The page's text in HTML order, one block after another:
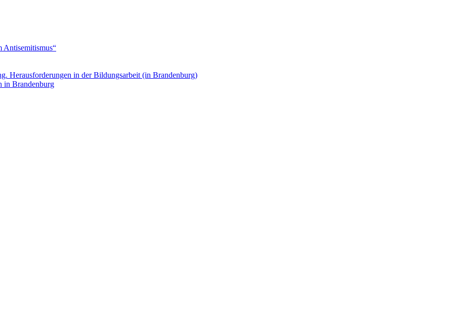
Antisemitismus“
Herausforderungen in der Bildungsarbeit (in Brandenburg)
in Brandenburg